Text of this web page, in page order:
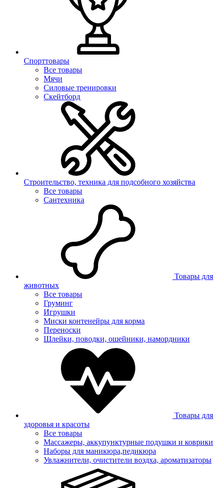
Спорттовары
Все товары
Мячи
Силовые тренировки
Скейтборд
Строительство, техника для подсобного хозяйства
Все товары
Сантехника
Товары для
животных
Все товары
Груминг
Игрушки
Миски контенейры для корма
Переноски
Шлейки, поводки, ошейники, намордники
Товары для
здоровья и красоты
Все товары
Массажеры, аккупунктурные подушки и коврики
Наборы для маникюра,педикюра
Увлажнители, очистители воздха, ароматизаторы